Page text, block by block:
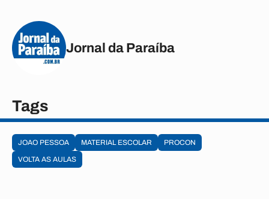
Jornal da Paraíba
Tags
JOAO PESSOA MATERIAL ESCOLAR
PROCON
VOLTA AS AULAS